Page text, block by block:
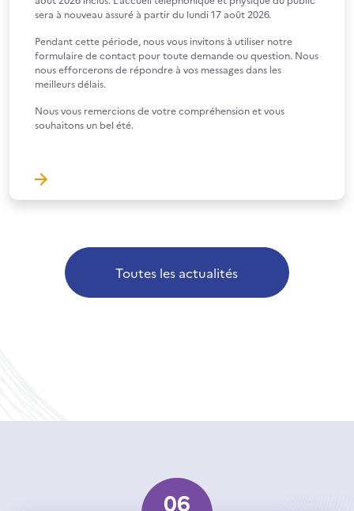
sera à nouveau assuré à partir du lundi 17 août 2026.
Pendant cette période, nous vous invitons à utiliser notre
formulaire de contact pour toute demande ou question. Nous
nous efforcerons de répondre à vos messages dans les
meilleurs délais.
Nous vous remercions de votre compréhension et vous
souhaitons un bel été.
Toutes les actualités
06